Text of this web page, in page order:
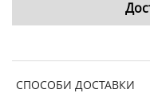
СПОСОБИ ДОСТАВКИ